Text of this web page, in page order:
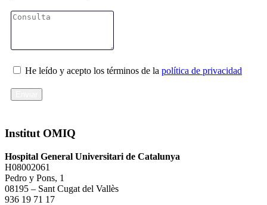
He leído y acepto los términos de la política de privacidad
Institut OMIQ
Hospital General Universitari de Catalunya
H08002061
Pedro y Pons, 1
08195 – Sant Cugat del Vallès
936 19 71 17